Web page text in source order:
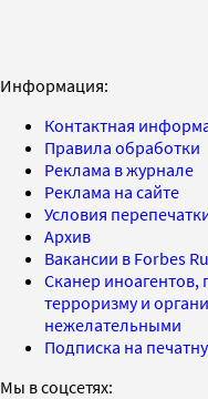
Информация:
Контактная
Правила обработки
Реклама в журнале
Реклама на сайте
Условия
Архив
Вакансии в Forbes
Сканер иноагентов,
терроризму и
нежелательными
Подписка на
Мы в соцсетях: